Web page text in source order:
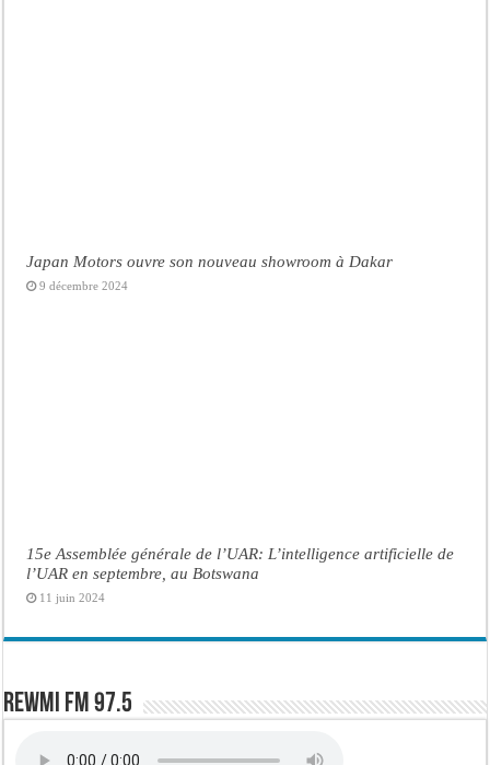
Japan Motors ouvre son nouveau showroom à Dakar
9 décembre 2024
15e Assemblée générale de l’UAR: L’intelligence artificielle de
l’UAR en septembre, au Botswana
11 juin 2024
Rewmi FM 97.5